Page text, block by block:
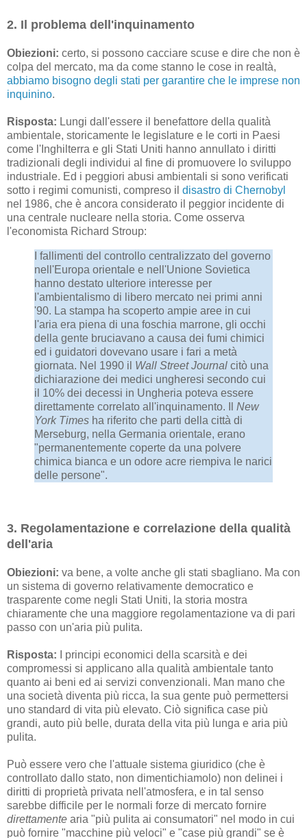
2. Il problema dell'inquinamento
Obiezioni: certo, si possono cacciare scuse e dire che non è
colpa del mercato, ma da come stanno le cose in realtà,
abbiamo bisogno degli stati per garantire che le imprese non
inquinino.
Risposta: Lungi dall'essere il benefattore della qualità
ambientale, storicamente le legislature e le corti in Paesi
come l'Inghilterra e gli Stati Uniti hanno annullato i diritti
tradizionali degli individui al fine di promuovere lo sviluppo
industriale. Ed i peggiori abusi ambientali si sono verificati
sotto i regimi comunisti, compreso il disastro di Chernobyl
nel 1986, che è ancora considerato il peggior incidente di
una centrale nucleare nella storia. Come osserva
l'economista Richard Stroup:
I fallimenti del controllo centralizzato del governo
nell'Europa orientale e nell'Unione Sovietica
hanno destato ulteriore interesse per
l'ambientalismo di libero mercato nei primi anni
'90. La stampa ha scoperto ampie aree in cui
l'aria era piena di una foschia marrone, gli occhi
della gente bruciavano a causa dei fumi chimici
ed i guidatori dovevano usare i fari a metà
giornata. Nel 1990 il Wall Street Journal citò una
dichiarazione dei medici ungheresi secondo cui
il 10% dei decessi in Ungheria poteva essere
direttamente correlato all'inquinamento. Il New
York Times ha riferito che parti della città di
Merseburg, nella Germania orientale, erano
"permanentemente coperte da una polvere
chimica bianca e un odore acre riempiva le narici
delle persone".
3. Regolamentazione e correlazione della qualità
dell'aria
Obiezioni: va bene, a volte anche gli stati sbagliano. Ma con
un sistema di governo relativamente democratico e
trasparente come negli Stati Uniti, la storia mostra
chiaramente che una maggiore regolamentazione va di pari
passo con un'aria più pulita.
Risposta: I principi economici della scarsità e dei
compromessi si applicano alla qualità ambientale tanto
quanto ai beni ed ai servizi convenzionali. Man mano che
una società diventa più ricca, la sua gente può permettersi
uno standard di vita più elevato. Ciò significa case più
grandi, auto più belle, durata della vita più lunga e aria più
pulita.
Può essere vero che l'attuale sistema giuridico (che è
controllato dallo stato, non dimentichiamolo) non delinei i
diritti di proprietà privata nell'atmosfera, e in tal senso
sarebbe difficile per le normali forze di mercato fornire
direttamente aria "più pulita ai consumatori" nel modo in cui
può fornire "macchine più veloci" e "case più grandi" se è